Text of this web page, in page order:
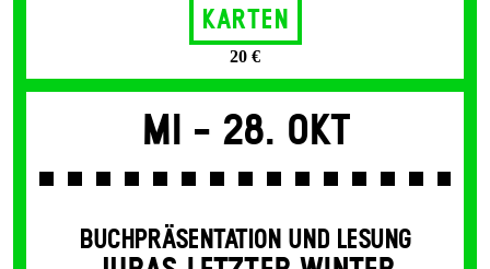
Karten
20 €
Mi - 28. Okt
BUCHPRÄSENTATION UND LESUNG